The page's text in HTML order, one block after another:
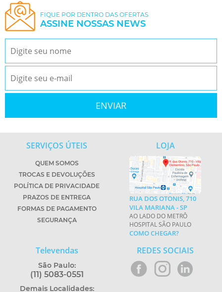
FIQUE POR DENTRO DAS OFERTAS
ASSINE NOSSAS NEWS
SERVIÇOS ÚTEIS
QUEM SOMOS
TROCAS E DEVOLUÇÕES
POLÍTICA DE PRIVACIDADE
PRAZOS DE ENTREGA
FORMAS DE PAGAMENTO
SEGURANÇA
LOJA
RUA DOS OTONIS, 710
VILA MARIANA - SP
AO LADO DO METRÔ
HOSPITAL SÃO PAULO
COMO CHEGAR?
Televendas
São Paulo:
(11) 5083-0551
Demais Localidades:
REDES SOCIAIS